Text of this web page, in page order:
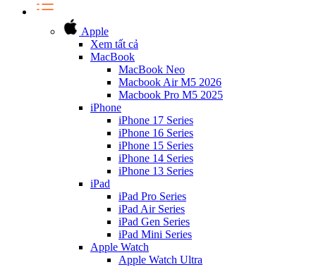
Apple
Xem tất cả
MacBook
MacBook Neo
Macbook Air M5 2026
Macbook Pro M5 2025
iPhone
iPhone 17 Series
iPhone 16 Series
iPhone 15 Series
iPhone 14 Series
iPhone 13 Series
iPad
iPad Pro Series
iPad Air Series
iPad Gen Series
iPad Mini Series
Apple Watch
Apple Watch Ultra